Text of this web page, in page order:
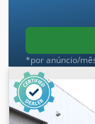
*por anúncio/